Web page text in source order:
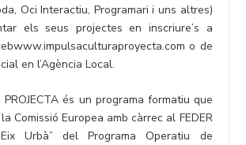
Oci Interactiu, Programari i uns altres)
els seus projectes en inscriure’s a
o de
en l’Agència Local.
és un programa formatiu que
Comissió Europea amb càrrec al FEDER
Urbà” del Programa Operatiu de